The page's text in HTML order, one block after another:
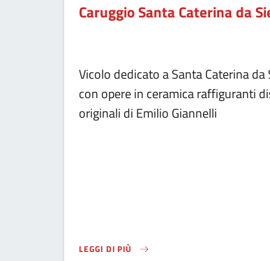
Caruggio Santa Caterina da
Vicolo dedicato a Santa Caterina da
con opere in ceramica raffiguranti
originali di Emilio Giannelli
LEGGI DI PIÙ
SU LOREM IPSUM DOLOR SIT AMET,